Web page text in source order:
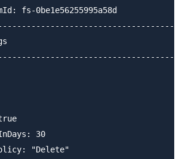
fs-0be1e56255995a58d
30
"Delete"